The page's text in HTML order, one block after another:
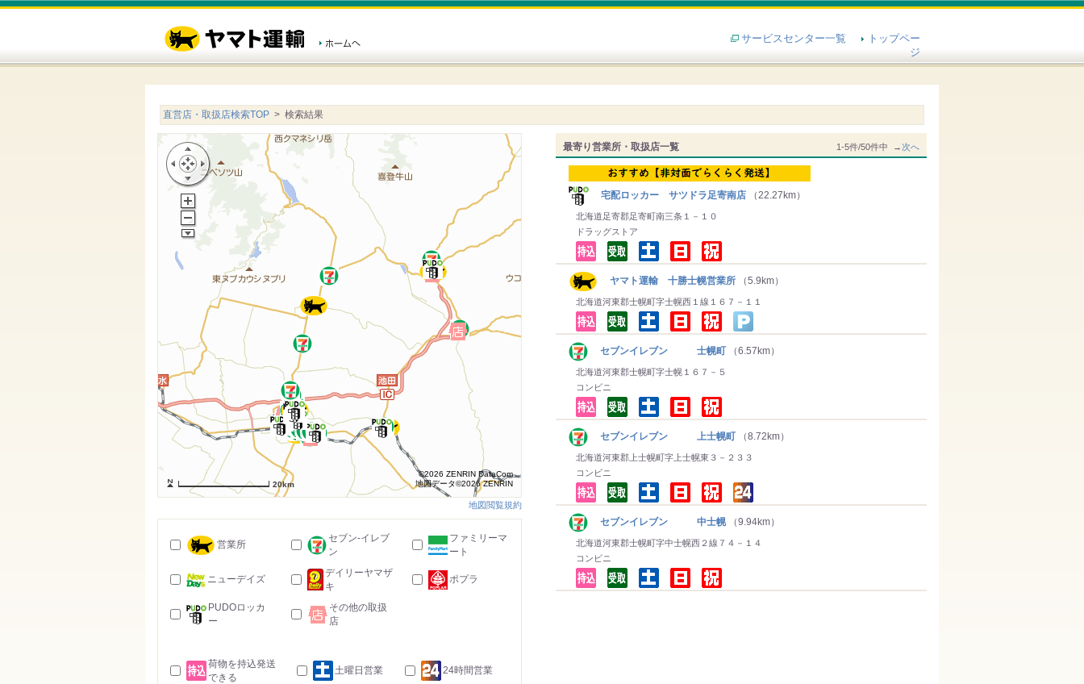
サービスセンター一覧
トップペー
ジ
直営店・取扱店検索TOP > 検索結果
最寄り営業所・取扱店一覧 1-5件/50件中 →次へ
宅配ロッカー サツドラ足寄南店 （22.27km）
北海道足寄郡足寄町南三条１－１０
ドラッグストア
ヤマト運輸 十勝士幌営業所 （5.9km）
北海道河東郡士幌町字士幌西１線１６７－１１
セブンイレブン 士幌町 （6.57km）
北海道河東郡士幌町字士幌１６７－５
コンビニ
セブンイレブン 上士幌町 （8.72km）
北海道河東郡上士幌町字上士幌東３－２３３
コンビニ
セブンイレブン 中士幌 （9.94km）
北海道河東郡士幌町字中士幌西２線７４－１４
コンビニ
20km
©2026 ZENRIN DataCom
地図データ©2026 ZENRIN
地図閲覧規約
営業所
セブン-イレブ
ン
ファミリーマ
ート
ニューデイズ
デイリーヤマザ
キ
ポプラ
PUDOロッカ
ー
その他の取扱
店
荷物を持込発送
できる
土曜日営業 24時間営業